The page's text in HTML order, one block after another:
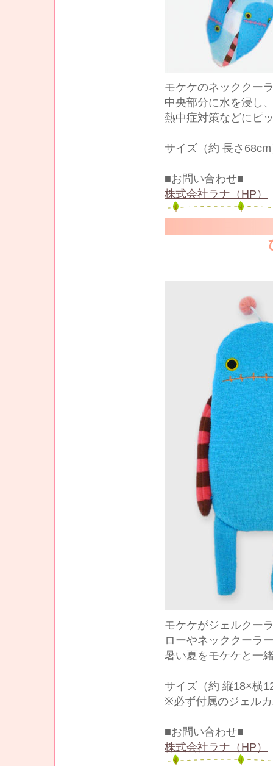
モケケのネッククー
中央部分に水を浸し
熱中症対策などにピ
サイズ（約 長さ
■お問い合わせ■
株式会社ラナ（HP）
モケケがジェルクー
ローやネッククーラ
暑い夏をモケケと一
サイズ（約 縦18×横
※必ず付属のジェル
■お問い合わせ■
株式会社ラナ（HP）